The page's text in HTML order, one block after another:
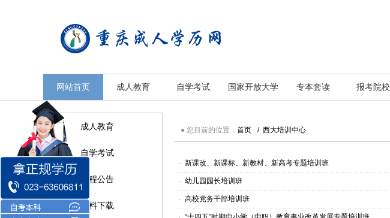
重庆成人学历中心
网站首页 成人教育 自学考试 国家开放大学 专本套读 报考院校
成人教育
自学考试
课程公告
资料下载
● 您目前的位置： 首页 / 西大培训中心
· 新课改、新课标、新教材、新高考专题培训班
· 幼儿园园长培训班
· 高校党务干部培训班